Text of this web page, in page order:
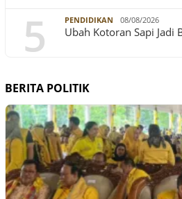
5 PENDIDIKAN 08/08/2026
Ubah Kotoran Sapi Jadi
BERITA POLITIK